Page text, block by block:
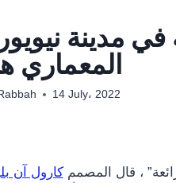
في مدينة
المعماري
14 July، 2022
، قال المصممكارول آن